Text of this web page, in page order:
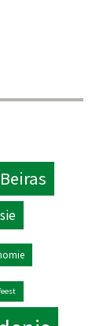
Beiras